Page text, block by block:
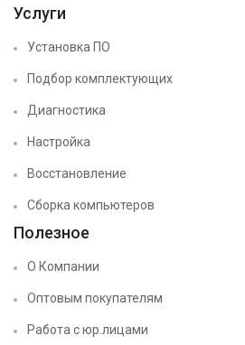
Услуги
Установка ПО
Подбор комплектующих
Диагностика
Настройка
Восстановление
Сборка компьютеров
Полезное
О Компании
Оптовым покупателям
Работа с юр.лицами